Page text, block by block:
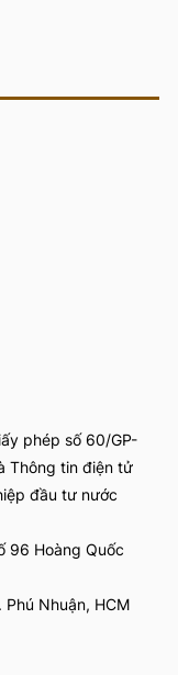
phép số 60/GP-
Thông tin điện tử
đầu tư nước
96 Hoàng Quốc
Nhuận, HCM